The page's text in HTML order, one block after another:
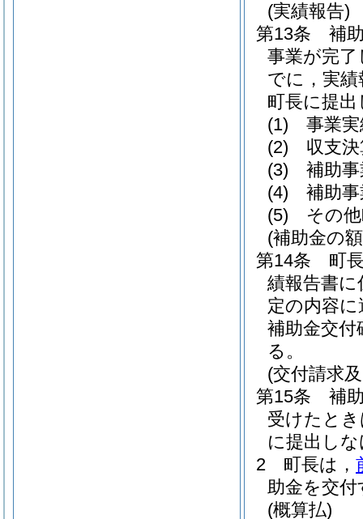
(実績報告)
第13条
補
事業が完
でに，実績
町長に提
(1)
事業
(2)
収支
(3)
補助
(4)
補助
(5)
その
(補助金の
第14条
町
績報告書
定の内容
補助金交付
る。
(交付請求
第15条
補
受けたと
に提出し
2
町長は，
助金を交
(概算払)